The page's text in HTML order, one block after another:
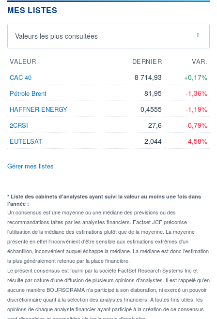
MES LISTES
Valeurs les plus consultées
VALEUR DERNIER
VAR.
CAC 40
8 714,93 +0,17%
Pétrole Brent 81,95 -1,36%
HAFFNER ENERGY 0,4555 -1,19%
2CRSI 27,6 -0,79%
EUTELSAT 2,044 -4,58%
Gérer mes listes
* Liste des cabinets d'analystes ayant suivi la valeur au moins une fois dans
l'année :
Un consensus est une moyenne ou une médiane des prévisions ou des
recommandations faites par les analystes financiers. Factset JCF préconise
l'utilisation de la médiane des estimations plutôt que de la moyenne. La moyenne
présente en effet l'inconvénient d'être sensible aux estimations extrêmes d'un
échantillon, inconvénient auquel échappe la médiane. La médiane est donc l'estimation
la plus généralement retenue par la place financière.
Le présent consensus est fourni par la société FactSet Research Systems Inc et
résulte par nature d'une diffusion de plusieurs opinions d'analystes. Il est rappelé qu'en
aucune manière BOURSORAMA n'a participé à son élaboration, ni exercé un pouvoir
discrétionnaire quant à la sélection des analystes financiers. A toutes fins utiles, les
opinions de chaque analyste financier ayant participé à la création de ce consensus